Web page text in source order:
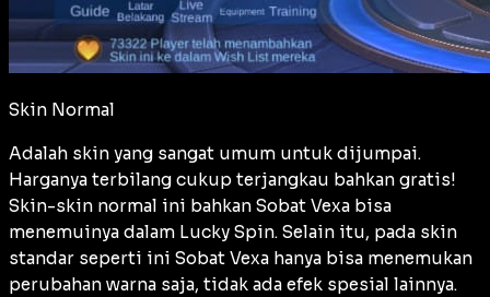
Skin Normal
Adalah skin yang sangat umum untuk dijumpai.
Harganya terbilang cukup terjangkau bahkan gratis!
Skin-skin normal ini bahkan Sobat Vexa bisa
menemuinya dalam Lucky Spin. Selain itu, pada skin
standar seperti ini Sobat Vexa hanya bisa menemukan
perubahan warna saja, tidak ada efek spesial lainnya.